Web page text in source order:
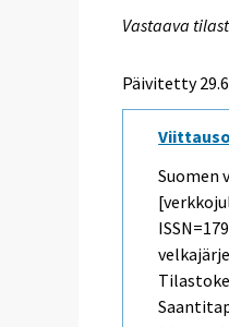
Vastaava
Päivitetty
Suomen